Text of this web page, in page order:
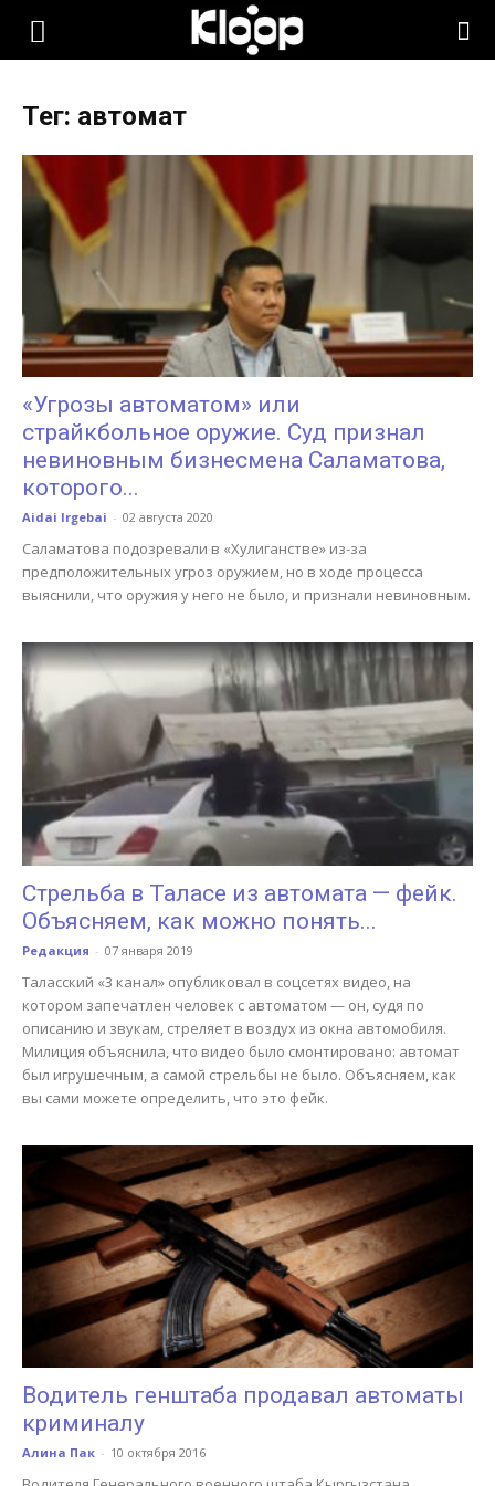
KLOOP.KG
Новости
Кыргызстана
Тег: автомат
«Угрозы автоматом» или
страйкбольное оружие. Суд признал
невиновным бизнесмена Саламатова,
которого...
Aidai Irgebai - 02 августа 2020
Саламатова подозревали в «Хулиганстве» из-за
предположительных угроз оружием, но в ходе процесса
выяснили, что оружия у него не было, и признали невиновным.
Стрельба в Таласе из автомата — фейк.
Объясняем, как можно понять...
Редакция - 07 января 2019
Таласский «3 канал» опубликовал в соцсетях видео, на
котором запечатлен человек с автоматом — он, судя по
описанию и звукам, стреляет в воздух из окна автомобиля.
Милиция объяснила, что видео было смонтировано: автомат
был игрушечным, а самой стрельбы не было. Объясняем, как
вы сами можете определить, что это фейк.
Водитель генштаба продавал автоматы
криминалу
Алина Пак - 10 октября 2016